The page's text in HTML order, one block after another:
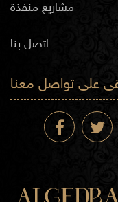
مشاريع منفذة
اتصل بنا
على تواصل معنا